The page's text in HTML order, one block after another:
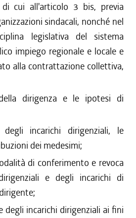
cui all'articolo 3 bis, previa
sindacali, nonché nel
legislativa del sistema
impiego regionale e locale e
alla contrattazione collettiva,
dirigenza e le ipotesi di
incarichi dirigenziali, le
dei medesimi;
di conferimento e revoca
e degli incarichi di
degli incarichi dirigenziali ai fini